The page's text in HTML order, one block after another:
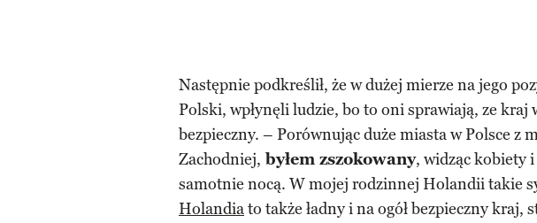
Następnie podkreślił, że w dużej mierze na jego
Polski, wpłynęli ludzie, bo to oni sprawiają, ze kraj
bezpieczny. – Porównując duże miasta w Polsce z
Zachodniej, byłem zszokowany, widząc kobiety
samotnie nocą. W mojej rodzinnej Holandii takie
Holandiato także ładny i na ogół bezpieczny kraj,